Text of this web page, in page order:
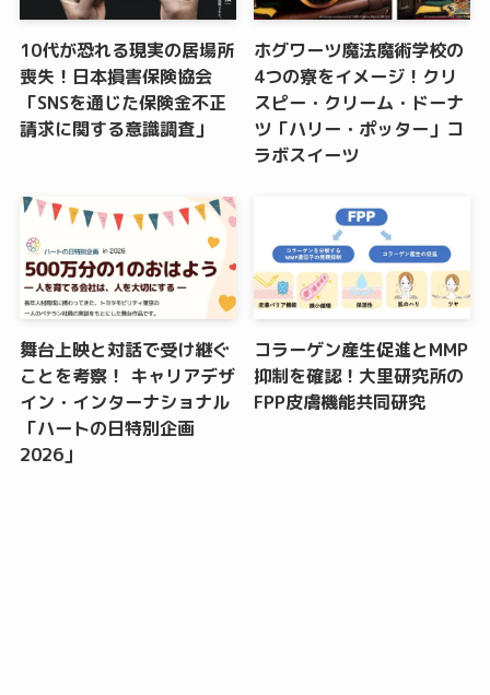
10代が恐れる現実の居場所
喪失！日本損害保険協会
「SNSを通じた保険金不正
請求に関する意識調査」
ホグワーツ魔法魔術学校の
4つの寮をイメージ！クリ
スピー・クリーム・ドーナ
ツ「ハリー・ポッター」コ
ラボスイーツ
舞台上映と対話で受け継ぐ
ことを考察！ キャリアデザ
イン・インターナショナル
「ハートの日特別企画
2026」
コラーゲン産生促進とMMP
抑制を確認！大里研究所の
FPP皮膚機能共同研究